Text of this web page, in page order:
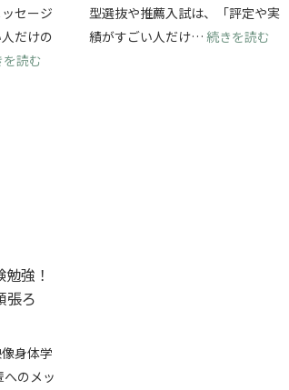
浜国立大学・経済学部に合格できました！
セージ
だけの
読む
型選抜や推薦入試は、「評定や実
績がすごい人だけ… 続きを読む
強！
張ろ
身体学
のメッ